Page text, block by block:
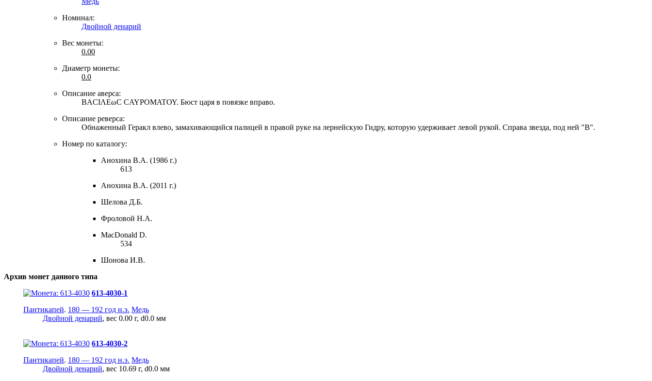
Номинал:
Двойной денарий
Вес монеты:
0.00
Диаметр монеты:
0.0
Описание аверса:
ΒΑCΙΛΕωC CΑΥΡΟΜΑΤΟΥ. Бюст царя в повязке вправо.
Описание реверса:
Обнаженный Геракл влево, замахивающийся палицей в правой руке на лернейскую Гидру, которую удерживает левой рукой. Справа звезда, под ней "В".
Номер по каталогу:
Анохина В.А. (1986 г.)
613
Анохина В.А. (2011 г.)
Шелова Д.Б.
Фроловой Н.А.
MacDonald D.
534
Шонова И.В.
Архив монет данного типа
613-4030-1
Пантикапей. 180 — 192 год н.э. Медь
Двойной денарий, вес 0.00 г, d0.0 мм
613-4030-2
Пантикапей. 180 — 192 год н.э. Медь
Двойной денарий, вес 10.69 г, d0.0 мм